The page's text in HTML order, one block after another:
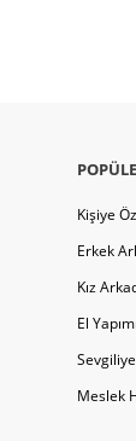
Kişiye
Erkek
Kız
El
Meslek